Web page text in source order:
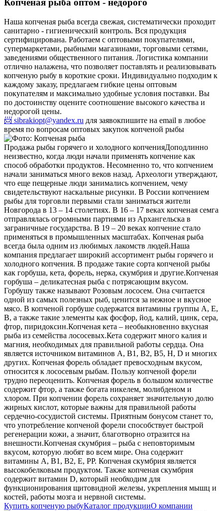
Копченая рыба оптом - недорого
Наша копченая рыба всегда свежая, систематически проходит
санитарно - гигиенический контроль. Вся продукция
сертифицирована. Работаем с оптовыми покупателями,
супермаркетами, рыбными магазинами, торговыми сетями,
заведениями общественного питания. Логистика компании
отлично налажена, что позволяет поставлять и реализовывать
копченую рыбу в короткие сроки. Индивидуально подходим к
каждому заказу, предлагаем гибкие цены оптовым
покупателям и максимально удобные условия поставки. Вы
по достоинству оцените соотношение высокого качества и
недорогой цены.
📨 sibrakiopt@yandex.ru для заявокпишите на email в любое
время по вопросам оптовых закупок копченой рыбы
Продажа рыбы горячего и холодного копченияДоподлинно
неизвестно, когда люди начали применять копчение как
способ обработки продуктов. Несомненно то, что копчением
начали заниматься много веков назад. Археологи утверждают,
что еще пещерные люди занимались копчением, чему
свидетельствуют наскальные рисунки. В России копчением
рыбы для торговли первыми стали заниматься жители
Новгорода в 13 – 14 столетиях. В 16 – 17 веках копченая семга
отправлялась огромными партиями из Архангельска в
заграничные государства. В 19 – 20 веках копчение стало
применяться в промышленных масштабах. Копченая рыба
всегда была одним из любимых лакомств людей.Наша
компания предлагает широкий ассортимент рыбы горячего и
холодного копчения. В продаже такие сорта копченой рыбы
как горбуша, кета, форель, нерка, скумбрия и другие.Копченая
горбуша – деликатесная рыба с потрясающим вкусом.
Горбушу также называют Розовым лососем. Она считается
одной из самых полезных рыб, ценится за нежное и вкусное
мясо. В копченой горбуше содержатся витамины группы А, Е,
В, а также такие элементы как фосфор, йод, калий, цинк, сера,
фтор, пиридоксин.Копченая кета – необыкновенно вкусная
рыба из семейства лососевых.Кета содержит много калия и
магния, необходимых для правильной работы сердца. Она
является источником витаминов А, В1, В2, В5, Н, D и многих
других. Копченая форель обладает превосходным вкусом,
относится к лососевым рыбам. Пользу копченой форели
трудно переоценить. Копченая форель в большом количестве
содержит фтор, а также богата никелем, молибденом и
хлором. При копчении форель сохраняет значительную долю
жирных кислот, которые важны для правильной работы
сердечно-сосудистой системы. Приятным бонусом станет то,
что употребление копченой форели способствует быстрой
регенерации кожи, а значит, благотворно отразится на
внешности.Копченая скумбрия – рыба с неповторимым
вкусом, которую любят во всем мире. Она содержит
витамины А, В1, В2, Е, РР. Копченая скумбрия является
высокобелковым продуктом. Также копченая скумбрия
содержит витамин D, который необходим для
функционирования щитовидной железы, укрепления мышц и
костей, работы мозга и нервной системы.
Купить копченую рыбуКаталог продукцииО компании